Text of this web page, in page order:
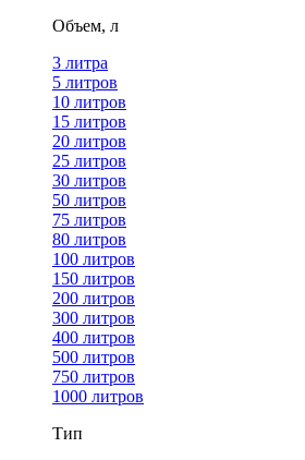
Объем, л
3 литра
5 литров
10 литров
15 литров
20 литров
25 литров
30 литров
50 литров
75 литров
80 литров
100 литров
150 литров
200 литров
300 литров
400 литров
500 литров
750 литров
1000 литров
Тип